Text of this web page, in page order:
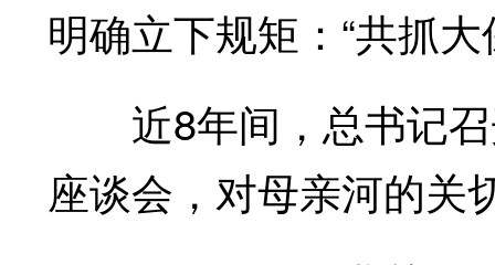
明确立下规矩：“共抓
近8年间，总书记召
座谈会，对母亲河的关